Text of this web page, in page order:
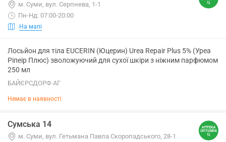
м. Суми, вул. Серпнева, 1-1
Пн-Нд: 07:00-20:00
На мапі
Лосьйон для тіла EUCERIN (Юцерин) Urea Repair Plus 5% (Уреа
Ріпеір Плюс) зволожуючий для сухої шкіри з ніжним парфюмом
250 мл
БАЙЄРСДОРФ АГ
Немає в наявності
Сумська 14
м. Суми, вул. Гетьмана Павла Скоропадського, 28-1